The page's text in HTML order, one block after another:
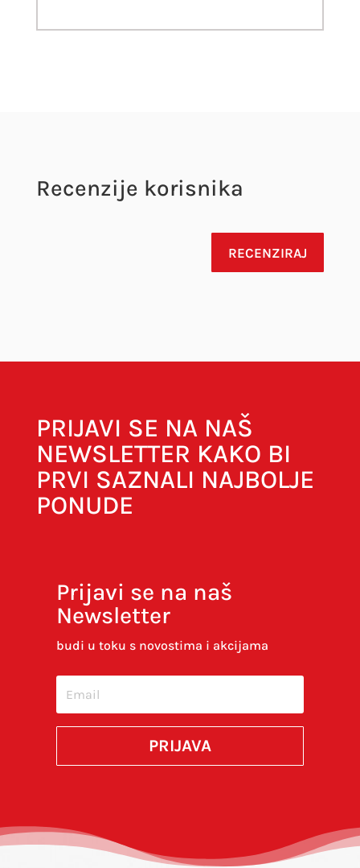
Recenzije korisnika
RECENZIRAJ
Spremi moje ime, e-poštu i web-stranicu u
budem komentirao.
PRIJAVI SE NA NAŠ
NEWSLETTER KAKO BI
PRVI SAZNALI NAJBOLJE
PONUDE
Prijavi se na naš
Newsletter
budi u toku s novostima i akcijama
PRIJAVA